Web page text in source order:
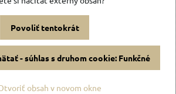
Povoliť tentokrát
- súhlas s druhom cookie: Funkčné
obsah v novom okne